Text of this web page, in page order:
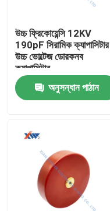
বাড়ি
VR প্রদর্শন
উচ্চ ফ্রিকোয়েন্সি 12KV
190pF সিরামিক ক্যাপাসিটার
উচ্চ ভোল্টেজ ডোরকনব
ক্যাপাসিটার
অনুসন্ধান পাঠান